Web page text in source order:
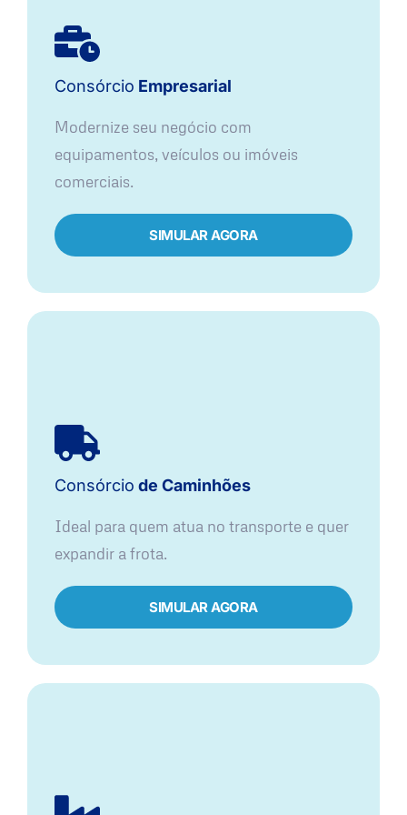
Consórcio Empresarial
Modernize seu negócio com
equipamentos, veículos ou imóveis
comerciais.
SIMULAR AGORA
Consórcio de Caminhões
Ideal para quem atua no transporte e quer
expandir a frota.
SIMULAR AGORA